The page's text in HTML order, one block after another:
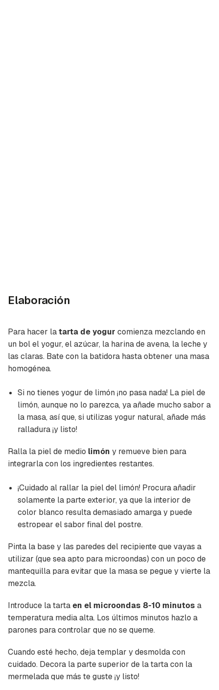
Elaboración
Para hacer latarta de yogur comienza mezclando en
un bol el yogur, el azúcar, la harina de avena, la leche y
las claras. Bate con la batidora hasta obtener una masa
homogénea.
Si no tienes yogur de limón ¡no pasa nada! La piel de
limón, aunque no lo parezca, ya añade mucho sabor a
la masa, así que, si utilizas yogur natural, añade más
ralladura ¡y listo!
Ralla la piel de medio limón y remueve bien para
integrarla con los ingredientes restantes.
¡Cuidado al rallar la piel del limón! Procura añadir
solamente la parte exterior, ya que la interior de
color blanco resulta demasiado amarga y puede
estropear el sabor final del postre.
Pinta la base y las paredes del recipiente que vayas a
utilizar (que sea apto para microondas) con un poco de
mantequilla para evitar que la masa se pegue y vierte la
mezcla.
Introduce la tarta en el microondas 8-10 minutos a
temperatura media alta. Los últimos minutos hazlo a
parones para controlar que no se queme.
Cuando esté hecho, deja templar y desmolda con
cuidado. Decora la parte superior de la tarta con la
mermelada que más te guste ¡y listo!